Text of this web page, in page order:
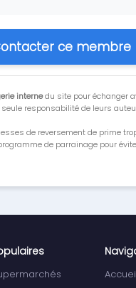
ce membre
internedu site pour échanger
responsabilité de leurs
de reversement de prime
de parrainage pour